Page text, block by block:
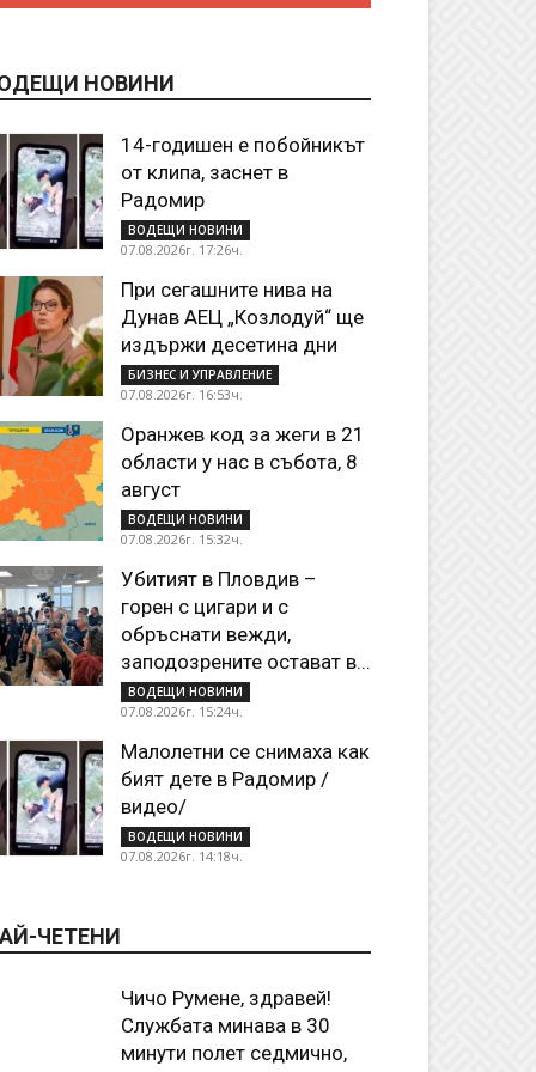
НОВИНИ
14-годишен е побойникът
от клипа, заснет в
Радомир
ВОДЕЩИ НОВИНИ
07.08.2026г. 17:26ч.
При сегашните нива на
Дунав АЕЦ „Козлодуй“ ще
издържи десетина дни
БИЗНЕС И УПРАВЛЕНИЕ
07.08.2026г. 16:53ч.
Оранжев код за жеги в 21
области у нас в събота, 8
август
ВОДЕЩИ НОВИНИ
07.08.2026г. 15:32ч.
Убитият в Пловдив –
горен с цигари и с
обръснати вежди,
заподозрените остават в...
ВОДЕЩИ НОВИНИ
07.08.2026г. 15:24ч.
Малолетни се снимаха как
бият дете в Радомир /
видео/
ВОДЕЩИ НОВИНИ
07.08.2026г. 14:18ч.
ЧЕТЕНИ
Чичо Румене, здравей!
Службата минава в 30
минути полет седмично,